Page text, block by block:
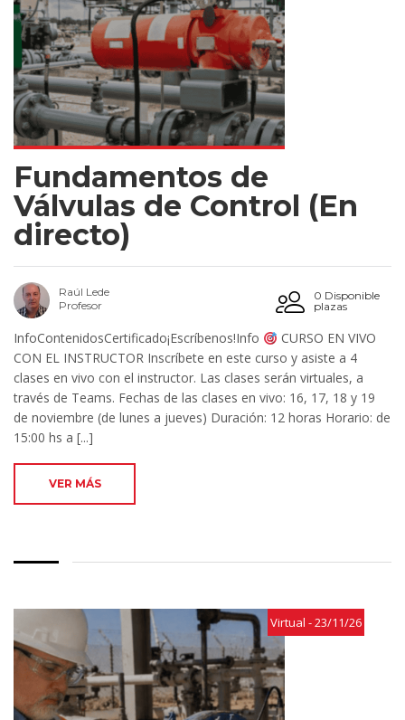
Fundamentos de
Válvulas de Control (En
directo)
Raúl Lede
Profesor
0 Disponible
plazas
InfoContenidosCertificado¡Escríbenos!Info
CURSO EN VIVO
CON EL INSTRUCTOR Inscríbete en este curso y asiste a 4
clases en vivo con el instructor. Las clases serán virtuales, a
través de Teams. Fechas de las clases en vivo: 16, 17, 18 y 19
de noviembre (de lunes a jueves) Duración: 12 horas Horario: de
15:00 hs a [...]
VER MÁS
Virtual - 23/11/26